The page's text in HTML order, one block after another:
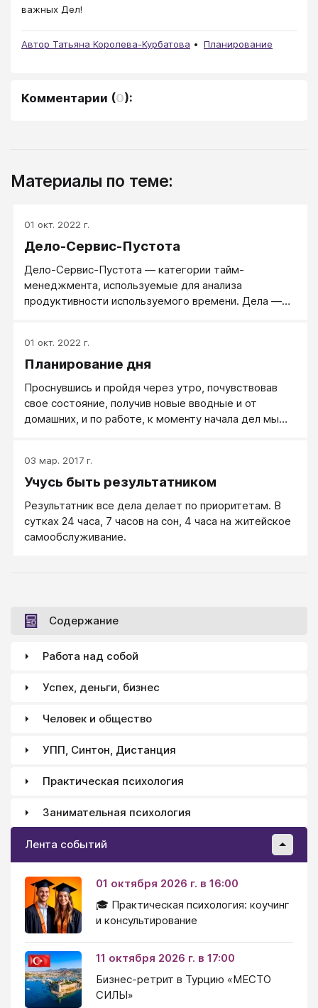
важных Дел!
Автор Татьяна Королева-Курбатова Планирование
Комментарии (0):
Материалы по теме:
01 окт. 2022 г.
Дело-Сервис-Пустота
Дело-Сервис-Пустота ― категории тайм-
менеджмента, используемые для анализа
продуктивности используемого времени. Дела —
01 окт. 2022 г.
Планирование дня
Проснувшись и пройдя через утро, почувствовав
свое состояние, получив новые вводные и от
домашних, и по работе, к моменту начала дел мы
полный список всех дел на сегодня.
03 мар. 2017 г.
Учусь быть результатником
Результатник все дела делает по приоритетам. В
сутках 24 часа, 7 часов на сон, 4 часа на житейское
самообслуживание.
Содержание
Работа над собой
Успех, деньги, бизнес
Человек и общество
УПП, Синтон, Дистанция
Практическая психология
Занимательная психология
Лента событий
01 октября 2026 г. в 16:00
🎓 Практическая психология: коучинг
и консультирование
11 октября 2026 г. в 17:00
Бизнес-ретрит в Турцию «МЕСТО
СИЛЫ»